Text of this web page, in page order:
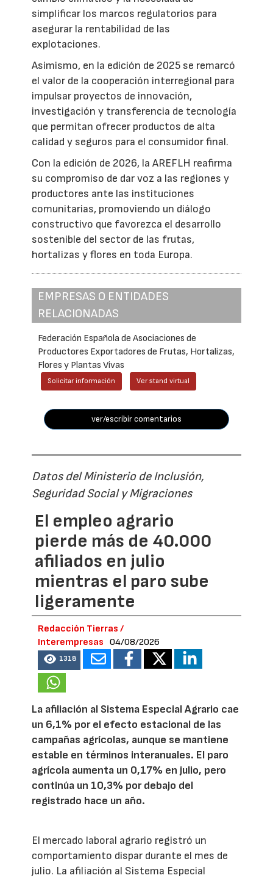
simplificar los marcos regulatorios para
asegurar la rentabilidad de las
explotaciones.
Asimismo, en la edición de 2025 se remarcó
el valor de la cooperación interregional para
impulsar proyectos de innovación,
investigación y transferencia de tecnología
que permitan ofrecer productos de alta
calidad y seguros para el consumidor final.
Con la edición de 2026, la AREFLH reafirma
su compromiso de dar voz a las regiones y
productores ante las instituciones
comunitarias, promoviendo un diálogo
constructivo que favorezca el desarrollo
sostenible del sector de las frutas,
hortalizas y flores en toda Europa.
EMPRESAS O ENTIDADES
RELACIONADAS
Federación Española de Asociaciones de
Productores Exportadores de Frutas, Hortalizas,
Flores y Plantas Vivas
Solicitar información Ver stand virtual
ver/escribir comentarios
Datos del Ministerio de Inclusión,
Seguridad Social y Migraciones
El empleo agrario
pierde más de 40.000
afiliados en julio
mientras el paro sube
ligeramente
Redacción Tierras /
Interempresas
04/08/2026
1318
La afiliación al Sistema Especial Agrario cae
un 6,1% por el efecto estacional de las
campañas agrícolas, aunque se mantiene
estable en términos interanuales. El paro
agrícola aumenta un 0,17% en julio, pero
continúa un 10,3% por debajo del
registrado hace un año.
El mercado laboral agrario registró un
comportamiento dispar durante el mes de
julio. La afiliación al Sistema Especial